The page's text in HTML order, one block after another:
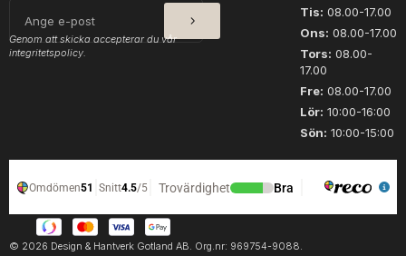
post
SKICKA
Genom att skicka accepterar du vår
integritetspolicy.
Tis: 08.00-17.00
Ons: 08.00-17.00
Tors: 08.00-
17.00
Fre: 08.00-17.00
Lör: 10:00-16:00
Sön: 10:00-15:00
© 2026 Design & Hantverk Gotland AB. Org.nr: 969754-9088.